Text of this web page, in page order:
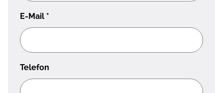
E-Mail *
Telefon